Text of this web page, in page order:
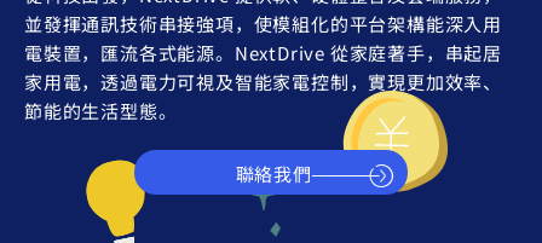
並發揮通訊技術串接強項，使模組化的平台架構能深入用
電裝置，匯流各式能源。NextDrive 從家庭著手，串起居
家用電，透過電力可視及智能家電控制，實現更加效率、
節能的生活型態。
聯絡我們